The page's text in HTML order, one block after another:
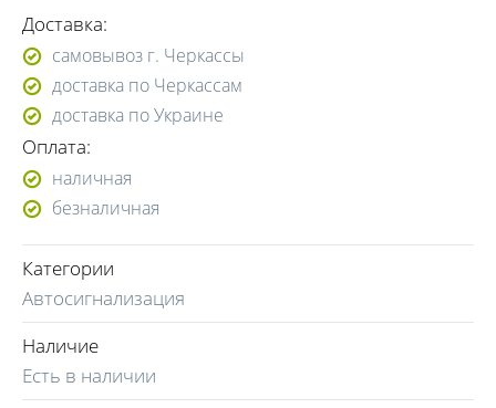
(0472) 65-15-87
(067) 470-40-19
Доставка:
самовывоз г. Черкассы
доставка по Черкассам
доставка по Украине
Оплата:
наличная
безналичная
Категории
Автосигнализация
Наличие
Есть в наличии